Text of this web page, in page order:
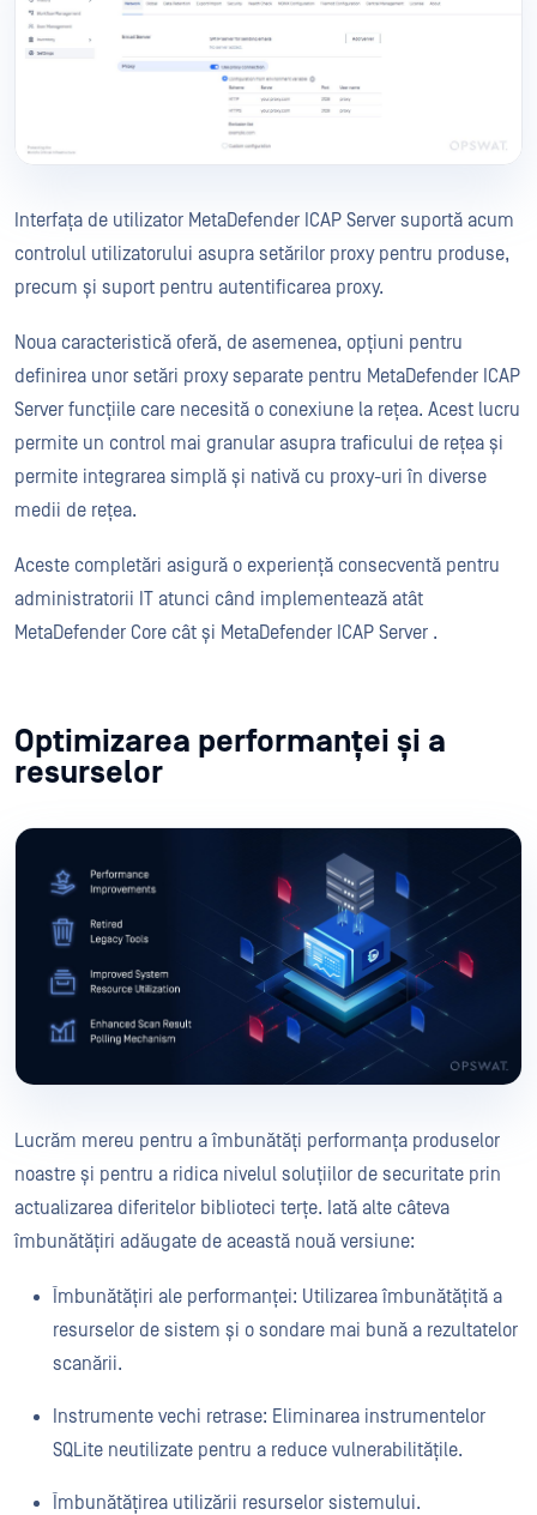
Interfața de utilizator MetaDefender ICAP Server suportă acum
controlul utilizatorului asupra setărilor proxy pentru produse,
precum și suport pentru autentificarea proxy.
Noua caracteristică oferă, de asemenea, opțiuni pentru
definirea unor setări proxy separate pentru MetaDefender ICAP
Server funcțiile care necesită o conexiune la rețea. Acest lucru
permite un control mai granular asupra traficului de rețea și
permite integrarea simplă și nativă cu proxy-uri în diverse
medii de rețea.
Aceste completări asigură o experiență consecventă pentru
administratorii IT atunci când implementează atât
MetaDefender Core cât și MetaDefender ICAP Server .
Optimizarea performanței și a
resurselor
Lucrăm mereu pentru a îmbunătăți performanța produselor
noastre și pentru a ridica nivelul soluțiilor de securitate prin
actualizarea diferitelor biblioteci terțe. Iată alte câteva
îmbunătățiri adăugate de această nouă versiune:
Îmbunătățiri ale performanței: Utilizarea îmbunătățită a
resurselor de sistem și o sondare mai bună a rezultatelor
scanării.
Instrumente vechi retrase: Eliminarea instrumentelor
SQLite neutilizate pentru a reduce vulnerabilitățile.
Îmbunătățirea utilizării resurselor sistemului.